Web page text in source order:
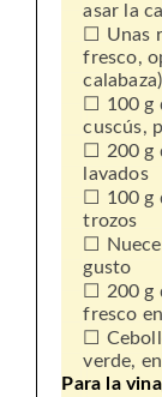
asar la
Unas
fresco,
calabaza)
100 g
cuscús,
200 g
lavados
100 g
trozos
gusto
200 g
fresco
verde,
Para la